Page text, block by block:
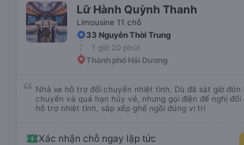
Lữ Hành Quỳnh Thanh
Limousine 11 chỗ
33 Nguyễn Thời Trung
1 giờ 20 phút
Thành phố Hải Dương
Nhà xe hỗ trợ đổi chuyến nhiệt tình. Dù đã sát giờ đón
chuyển và quá hạn hủy vé, nhưng gọi điện để nghị
hỗ trợ nhiệt tình, sắp xếp ghế ngồi đúng vị trí
Xác nhận chỗ ngay lập tức